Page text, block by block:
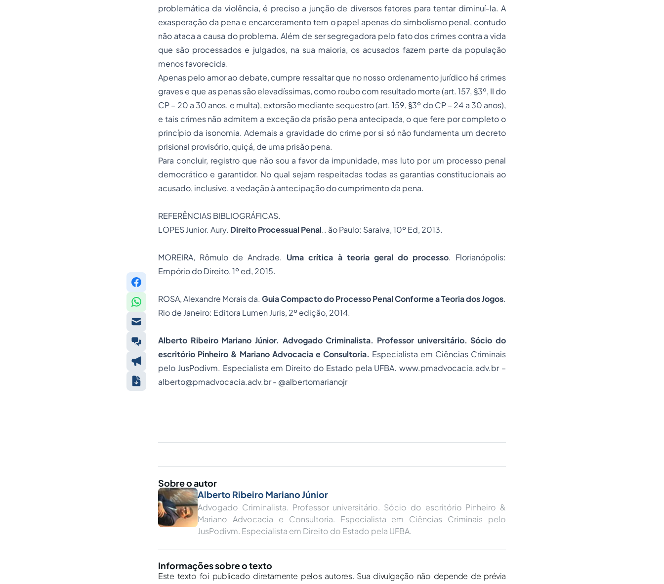
problemática da violência, é preciso a junção de diversos fatores para tentar diminuí-la. A
exasperação da pena e encarceramento tem o papel apenas do simbolismo penal, contudo
não ataca a causa do problema. Além de ser segregadora pelo fato dos crimes contra a vida
que são processados e julgados, na sua maioria, os acusados fazem parte da população
menos favorecida.
Apenaspelo amor ao debate, cumpre ressaltar que no nosso ordenamento jurídico há crimes
graves e que as penas são elevadíssimas, como roubocom resultado morte (art. 157, §3º, II do
CP – 20 a 30 anos, e multa), extorsão mediante sequestro (art. 159, §3º do CP – 24 a 30 anos),
e tais crimes não admitem a exceção da prisão pena antecipada, o que fere por completo o
princípio da isonomia. Ademais a gravidade do crime por si só não fundamenta um decreto
prisional provisório, quiçá, de uma prisão pena.
Para concluir, registro que não sou a favor da impunidade, mas luto por um processo penal
democrático e garantidor. No qual sejam respeitadas todas as garantias constitucionais ao
acusado, inclusive, a vedação à antecipação do cumprimento da pena.
REFERÊNCIAS BIBLIOGRÁFICAS.
LOPES Junior. Aury. Direito Processual Penal.. ão Paulo: Saraiva, 10º Ed, 2013.
MOREIRA, Rômulo de Andrade. Uma crítica à teoria geral do processo. Florianópolis:
Empório do Direito, 1º ed, 2015.
ROSA, Alexandre Morais da. Guia Compacto do Processo Penal Conforme a Teoria dos Jogos.
Rio de Janeiro: Editora Lumen Juris, 2º edição, 2014.
Alberto Ribeiro Mariano Júnior. Advogado Criminalista. Professor universitário. Sócio do
escritório Pinheiro & Mariano Advocacia e Consultoria. Especialista em Ciências Criminais
pelo JusPodivm. Especialista em Direito do Estado pela UFBA.www.pmadvocacia.adv.br–
alberto@pmadvocacia.adv.br- @albertomarianojr
Sobre o autor
Alberto Ribeiro Mariano Júnior
Advogado Criminalista. Professor universitário. Sócio do escritório Pinheiro &
Mariano Advocacia e Consultoria. Especialista em Ciências Criminais pelo
JusPodivm. Especialista em Direito do Estado pela UFBA.
Informações sobre o texto
Este texto foi publicado diretamente pelos autores. Sua divulgação não depende de prévia